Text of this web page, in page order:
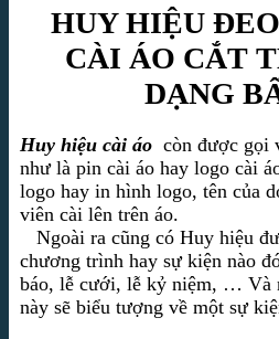
HUY HIỆU
CÀI ÁO CẮT
DẠNG
Huy hiệu cài áo còn được gọi
như là pin cài áo hay logo cài
logo hay in hình logo, tên của
viên cài lên trên áo.
Ngoài ra cũng có Huy hiệu
chương trình hay sự kiện nào
báo, lễ cưới, lễ kỷ niệm, … Và
này sẽ biểu tượng về một sự